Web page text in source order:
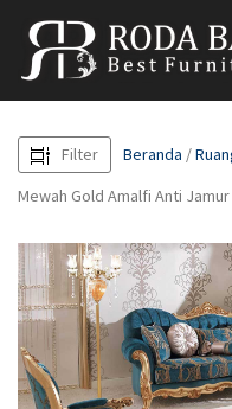
Filter Beranda /
Mewah Gold Amalfi Anti Jamur